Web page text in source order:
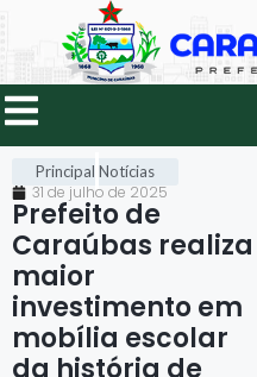
Principal Notícias
31 de julho de 2025
Prefeito de
Caraúbas realiza
maior
investimento em
mobília escolar